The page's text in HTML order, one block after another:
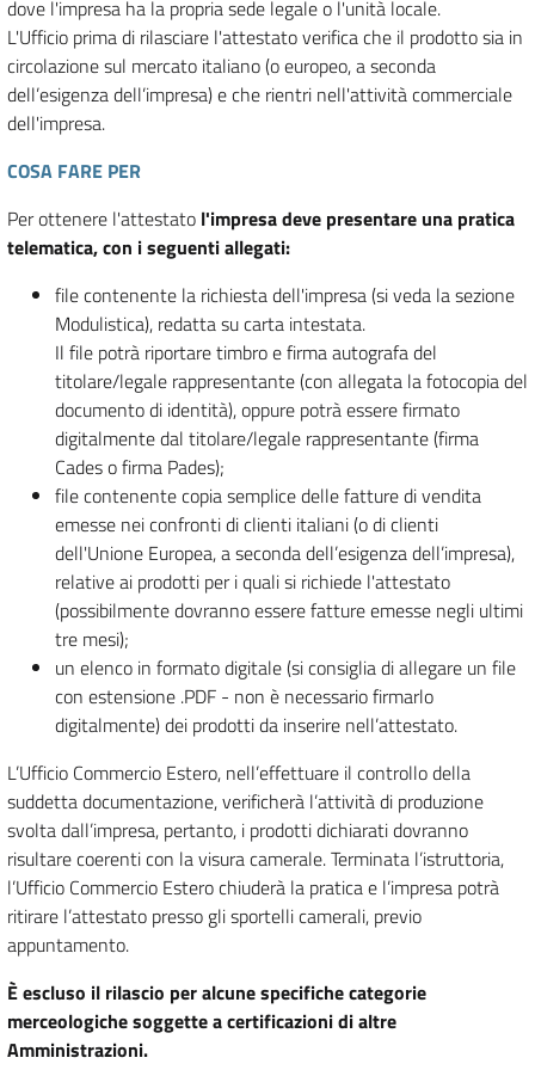
dove l'impresa ha la propria sede legale o l'unità locale.
L'Ufficio prima di rilasciare l'attestato verifica che il prodotto sia in
circolazione sul mercato italiano (o europeo, a seconda
dell’esigenza dell’impresa) e che rientri nell'attività commerciale
dell'impresa.
COSA FARE PER
Per ottenere l'attestato l'impresa deve presentare una pratica
telematica, con i seguenti allegati:
file contenente la richiesta dell'impresa (si veda la sezione
Modulistica), redatta su carta intestata.
Il file potrà riportare timbro e firma autografa del
titolare/legale rappresentante (con allegata la fotocopia del
documento di identità), oppure potrà essere firmato
digitalmente dal titolare/legale rappresentante (firma
Cades o firma Pades);
file contenente copia semplice delle fatture di vendita
emesse nei confronti di clienti italiani (o di clienti
dell'Unione Europea, a seconda dell’esigenza dell’impresa),
relative ai prodotti per i quali si richiede l'attestato
(possibilmente dovranno essere fatture emesse negli ultimi
tre mesi);
un elenco in formato digitale (si consiglia di allegare un file
con estensione .PDF - non è necessario firmarlo
digitalmente) dei prodotti da inserire nell’attestato.
L’Ufficio Commercio Estero, nell’effettuare il controllo della
suddetta documentazione, verificherà l’attività di produzione
svolta dall’impresa, pertanto, i prodotti dichiarati dovranno
risultare coerenti con la visura camerale. Terminata l’istruttoria,
l’Ufficio Commercio Estero chiuderà la pratica e l’impresa potrà
ritirare l’attestato presso gli sportelli camerali, previo
appuntamento.
È escluso il rilascio per alcune specifiche categorie
merceologiche soggette a certificazioni di altre
Amministrazioni.